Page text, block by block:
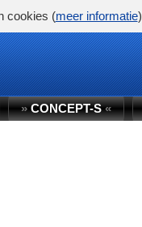
»CONCEPT-S«
cookies (meer informatie)